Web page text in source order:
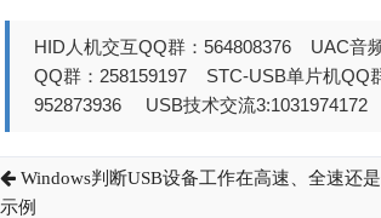
HID人机交互QQ群：564808376 UAC音
QQ群：258159197 STC-USB单片机QQ
952873936 USB技术交流3:1031974172
Windows判断USB设备工作在高速、全速还
示例